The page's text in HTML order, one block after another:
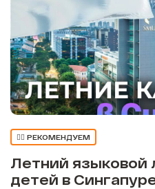
👍🏼 РЕКОМЕНДУЕМ
Летний языковой
детей в